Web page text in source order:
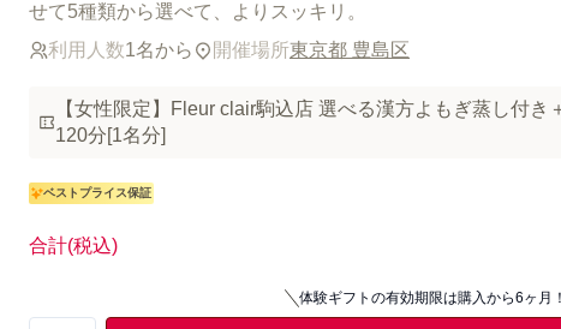
せて5種類から選べて、よりスッキリ。
利用人数1名から 開催場所東京都 豊島区
【女性限定】Fleur clair駒込店 選べる漢方よもぎ蒸し付き
120分[1名分]
ベストプライス保証
合計(税込)
体験ギフトの有効期限は購入から6ヶ月！